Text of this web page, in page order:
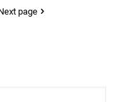
page